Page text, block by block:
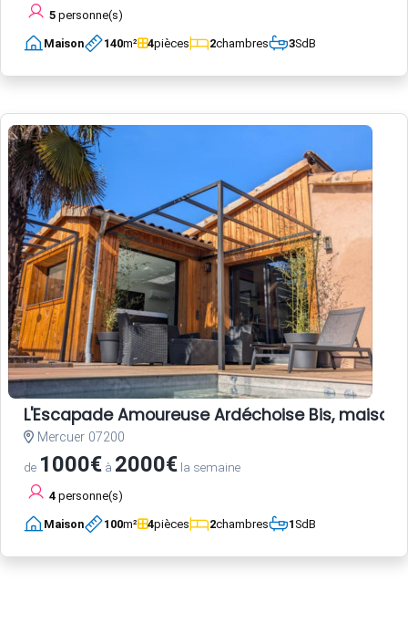
5 personne(s)
Maison 140m² 4pièces 2chambres 3SdB
L'Escapade Amoureuse Ardéchoise Bis,
Mercuer 07200
de 1000€ à 2000€ la semaine
4 personne(s)
Maison 100m² 4pièces 2chambres 1SdB